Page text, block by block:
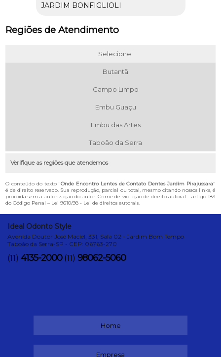
JARDIM BONFIGLIOLI
Regiões de Atendimento
Selecione:
Butantã
Campo Limpo
Embu Guaçu
Embu das Artes
Taboão da Serra
Verifique as regiões que atendemos
O conteúdo do texto "Onde Encontro Lentes de Contato Dentes Jardim Pirajussara"
é de direito reservado. Sua reprodução, parcial ou total, mesmo citando nossos links, é
proibida sem a autorização do autor. Crime de violação de direito autoral – artigo 184
do Código Penal – Lei 9610/98 - Lei de direitos autorais.
Ideal Odonto Style
Avenida Doutor José Maciel, 331, Sala 02 - Jardim Bom Tempo
Taboão da Serra-SP - CEP: 06763-270
(11) 4135-2000 (11) 98062-5060
Home
Empresa